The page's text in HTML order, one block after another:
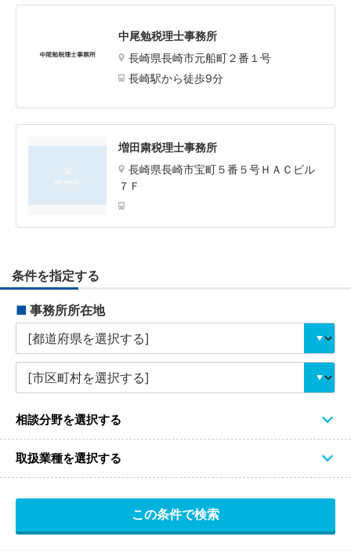
中尾勉税理士事務所
長崎県長崎市元船町２番１号
長崎駅から徒歩9分
増田粛税理士事務所
長崎県長崎市宝町５番５号ＨＡＣビル
７Ｆ
条件を指定する
■ 事務所所在地
相談分野を選択する
取扱業種を選択する